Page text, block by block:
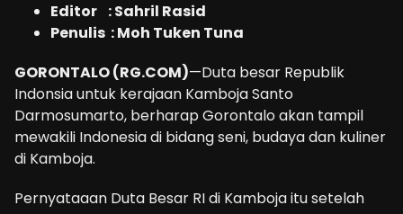
Editor : Sahril Rasid
Penulis : Moh Tuken Tuna
GORONTALO (RG.COM)—Duta besar Republik
Indonsia untuk kerajaan Kamboja Santo
Darmosumarto, berharap Gorontalo akan tampil
mewakili Indonesia di bidang seni, budaya dan kuliner
di Kamboja.
Pernyataaan Duta Besar RI di Kamboja itu setelah